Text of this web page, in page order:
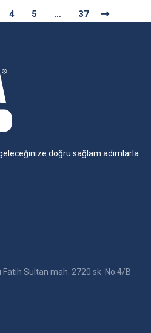
4 5 … 37
doğru sağlam adımlarla
Fatih Sultan mah. 2720 sk. No:4/B